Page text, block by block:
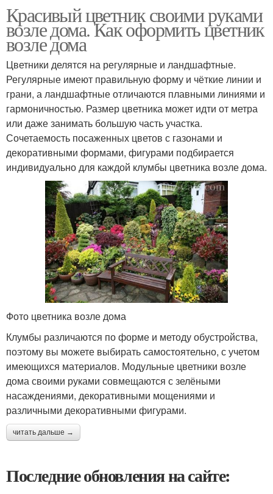
Красивый цветник своими руками
возле дома. Как оформить цветник
возле дома
Цветники делятся на регулярные и ландшафтные.
Регулярные имеют правильную форму и чёткие линии и
грани, а ландшафтные отличаются плавными линиями и
гармоничностью. Размер цветника может идти от метра
или даже занимать большую часть участка.
Сочетаемость посаженных цветов с газонами и
декоративными формами, фигурами подбирается
индивидуально для каждой клумбы цветника возле дома.
Фото цветника возле дома
Клумбы различаются по форме и методу обустройства,
поэтому вы можете выбирать самостоятельно, с учетом
имеющихся материалов. Модульные цветники возле
дома своими руками совмещаются с зелёными
насаждениями, декоративными мощениями и
различными декоративными фигурами.
читать дальше →
Последние обновления на сайте: